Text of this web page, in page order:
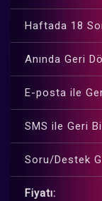
Haftada 18
Anında Geri
E-posta ile
SMS ile Geri
Soru/Destek
Fiyatı: